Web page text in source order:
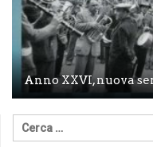
Anno XXVI, nuova